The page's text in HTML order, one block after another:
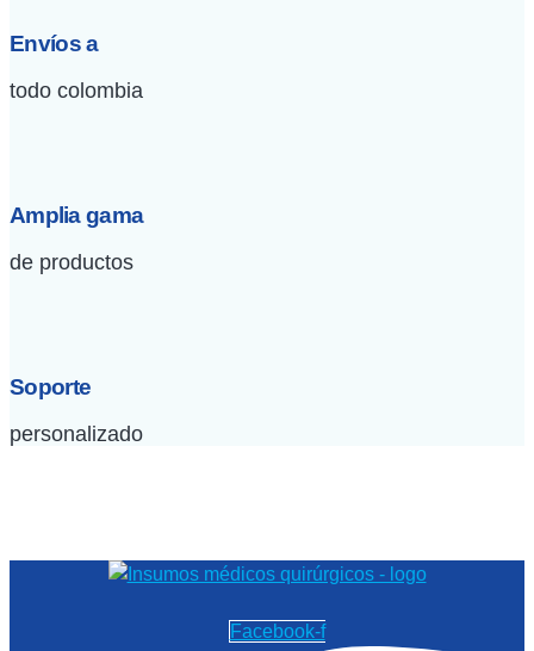
Envíos a
todo colombia
Amplia gama
de productos
Soporte
personalizado
Facebook-f